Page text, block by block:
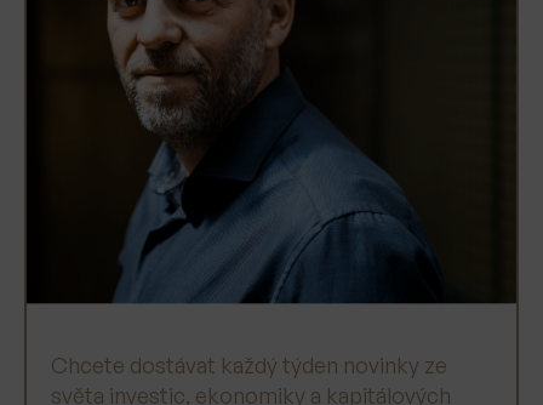
Chcete dostávat každý týden novinky ze
světa investic, ekonomiky a kapitálových